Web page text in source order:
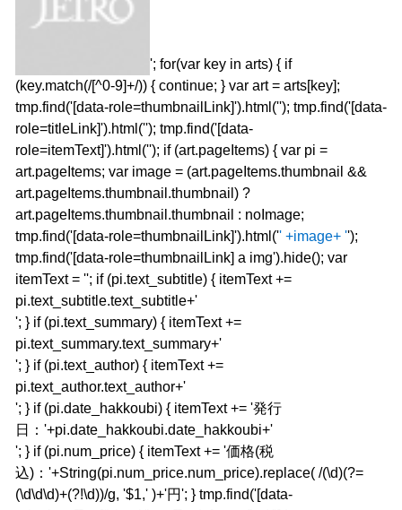
'; for(var key in arts) { if
(key.match(/[^0-9]+/)) { continue; } var art = arts[key];
tmp.find('[data-role=thumbnailLink]').html(''); tmp.find('[data-
role=titleLink]').html(''); tmp.find('[data-
role=itemText]').html(''); if (art.pageItems) { var pi =
art.pageItems; var image = (art.pageItems.thumbnail &&
art.pageItems.thumbnail.thumbnail) ?
art.pageItems.thumbnail.thumbnail : noImage;
tmp.find('[data-role=thumbnailLink]').html('' +image+ '');
tmp.find('[data-role=thumbnailLink] a img').hide(); var
itemText = ''; if (pi.text_subtitle) { itemText +=
pi.text_subtitle.text_subtitle+'
'; } if (pi.text_summary) { itemText +=
pi.text_summary.text_summary+'
'; } if (pi.text_author) { itemText +=
pi.text_author.text_author+'
'; } if (pi.date_hakkoubi) { itemText += '発行
日：'+pi.date_hakkoubi.date_hakkoubi+'
'; } if (pi.num_price) { itemText += '価格(税
込)：'+String(pi.num_price.num_price).replace( /(\d)(?=
(\d\d\d)+(?!\d))/g, '$1,' )+'円'; } tmp.find('[data-